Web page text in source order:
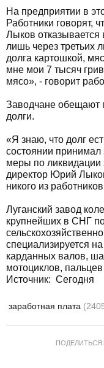
На предприятии в
Работники говорят,
Лыков отказывается
лишь через третьих
долга картошкой,
мне мои 7 тысяч
мясо», - говорит
Заводчане обещают
долги.
«Я знаю, что долг
состоянии
меры по ликвидации
директор Юрий
никого из
Луганский завод
крупнейших в СНГ
специализируется
карданных валов,
мотоциклов,
Источник: Сегодня
заработная плата
ПОДЕЛИТЬСЯ: